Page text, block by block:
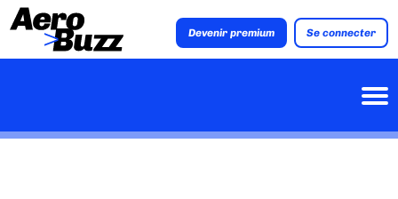
Devenir premium Se connecter